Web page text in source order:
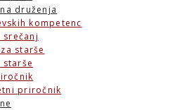
druženja
kompetenc
srečanj
starše
starše
priročnik